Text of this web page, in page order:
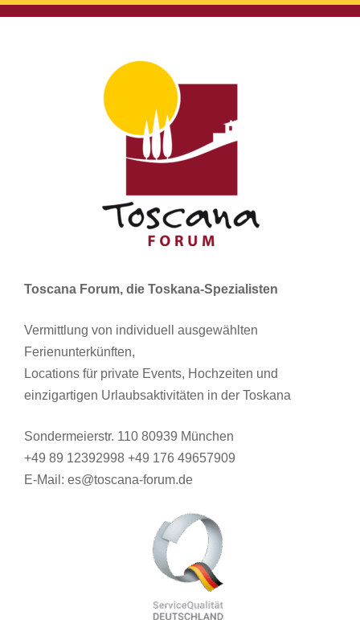
Toscana Forum, die Toskana-Spezialisten
Vermittlung von individuell ausgewählten
Ferienunterkünften,
Locations für private Events, Hochzeiten und
einzigartigen Urlaubsaktivitäten in der Toskana
Sondermeierstr. 110 80939 München
+49 89 12392998 +49 176 49657909
E-Mail: es@toscana-forum.de